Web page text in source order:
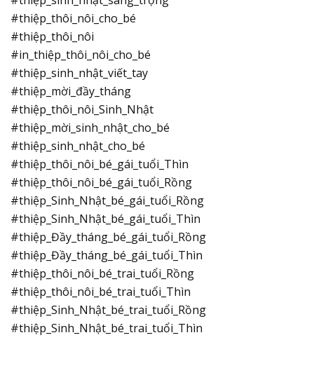
#thiệp_thôi_nôi_cho_bé
#thiệp_thôi_nôi
#in_thiệp_thôi_nôi_cho_bé
#thiệp_sinh_nhật_viết_tay
#thiệp_mời_đầy_tháng
#thiệp_thôi_nôi_Sinh_Nhật
#thiệp_mời_sinh_nhật_cho_bé
#thiệp_sinh_nhật_cho_bé
#thiệp_thôi_nôi_bé_gái_tuổi_Thìn
#thiệp_thôi_nôi_bé_gái_tuổi_Rồng
#thiệp_Sinh_Nhật_bé_gái_tuổi_Rồng
#thiệp_Sinh_Nhật_bé_gái_tuổi_Thìn
#thiệp_Đầy_tháng_bé_gái_tuổi_Rồng
#thiệp_Đầy_tháng_bé_gái_tuổi_Thìn
#thiệp_thôi_nôi_bé_trai_tuổi_Rồng
#thiệp_thôi_nôi_bé_trai_tuổi_Thìn
#thiệp_Sinh_Nhật_bé_trai_tuổi_Rồng
#thiệp_Sinh_Nhật_bé_trai_tuổi_Thìn